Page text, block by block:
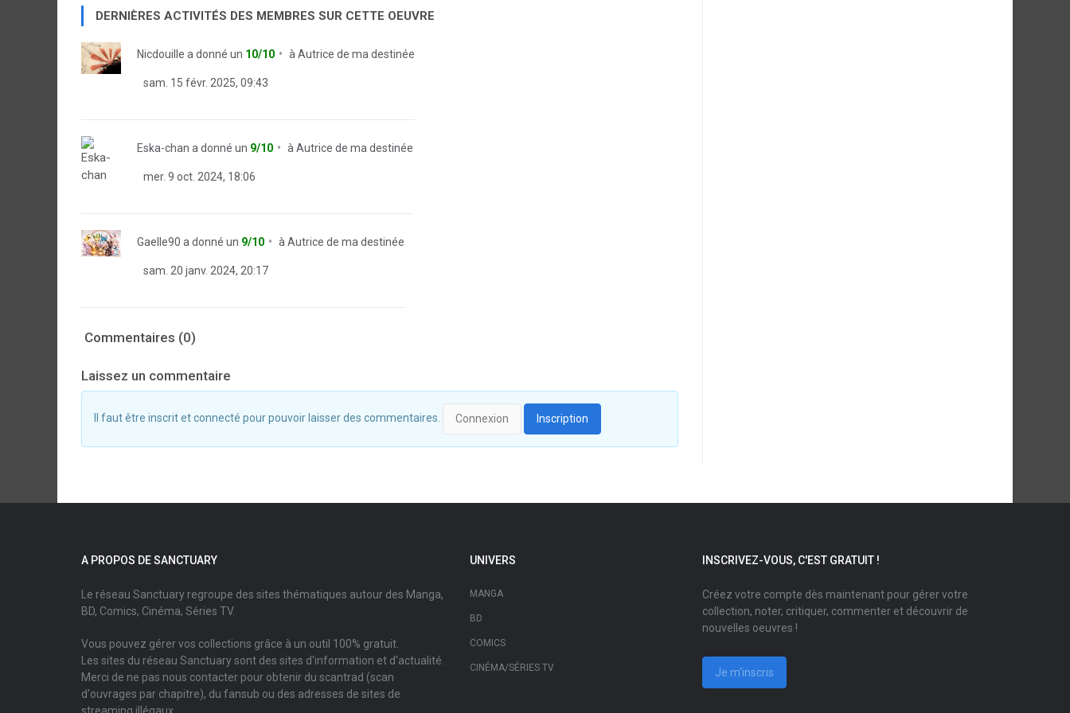
DERNIÈRES ACTIVITÉS DES MEMBRES SUR CETTE OEUVRE
Nicdouille a donné un 10/10 à Autrice de ma destinée
sam. 15 févr. 2025, 09:43
Eska-chan a donné un 9/10 à Autrice de ma destinée
mer. 9 oct. 2024, 18:06
Gaelle90 a donné un 9/10 à Autrice de ma destinée
sam. 20 janv. 2024, 20:17
Commentaires (0)
Laissez un commentaire
Il faut être inscrit et connecté pour pouvoir laisser des commentaires. Connexion Inscription
A PROPOS DE SANCTUARY
Le réseau Sanctuary regroupe des sites thématiques autour des Manga,
BD, Comics, Cinéma, Séries TV.
Vous pouvez gérer vos collections grâce à un outil 100% gratuit.
Les sites du réseau Sanctuary sont des sites d'information et d'actualité.
Merci de ne pas nous contacter pour obtenir du scantrad (scan
d'ouvrages par chapitre), du fansub ou des adresses de sites de
UNIVERS
MANGA
BD
COMICS
CINÉMA/SÉRIES TV
INSCRIVEZ-VOUS, C'EST GRATUIT !
Créez votre compte dès maintenant pour gérer votre
collection, noter, critiquer, commenter et découvrir de
nouvelles oeuvres !
Je m'inscris